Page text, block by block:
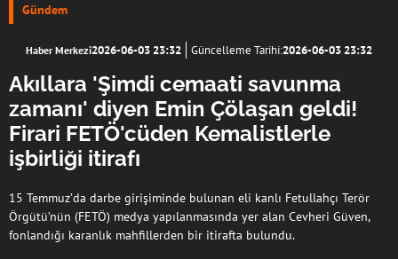
Gündem
Haber Merkezi2026-06-03 23:32 Güncelleme Tarihi:2026-06-03 23:32
Akıllara 'Şimdi cemaati savunma
zamanı' diyen Emin Çölaşan geldi!
Firari FETÖ'cüden Kemalistlerle
işbirliği itirafı
15 Temmuz’da darbe girişiminde bulunan eli kanlı Fetullahçı Terör
Örgütü’nün (FETÖ) medya yapılanmasında yer alan Cevheri Güven,
fonlandığı karanlık mahfillerden bir itirafta bulundu.